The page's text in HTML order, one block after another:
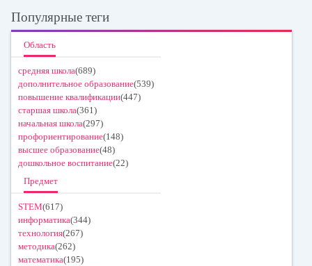
Популярные теги
Область
средняя школа(689)
дополнительное образование(539)
повышение квалификации(447)
старшая школа(361)
начальная школа(297)
профориентирование(148)
высшее образование(48)
дошкольное воспитание(22)
Предмет
STEM(617)
информатика(344)
технология(267)
методика(262)
математика(195)